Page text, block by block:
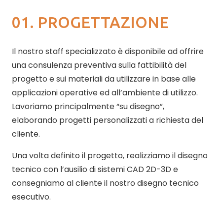
01. PROGETTAZIONE
Il nostro staff specializzato è disponibile ad offrire
una consulenza preventiva sulla fattibilità del
progetto e sui materiali da utilizzare in base alle
applicazioni operative ed all’ambiente di utilizzo.
Lavoriamo principalmente “su disegno”,
elaborando progetti personalizzati a richiesta del
cliente.
Una volta definito il progetto, realizziamo il disegno
tecnico con l’ausilio di sistemi CAD 2D-3D e
consegniamo al cliente il nostro disegno tecnico
esecutivo.